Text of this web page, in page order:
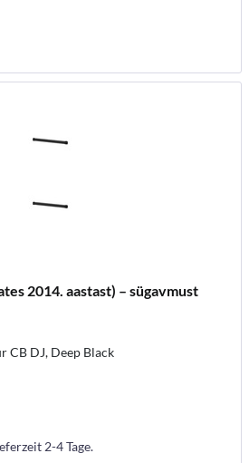
2014. aastast) – sügavmust
CB DJ, Deep Black
2-4 Tage.